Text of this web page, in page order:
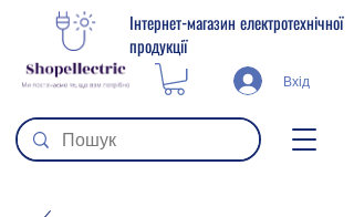
Інтернет-магазин електротехнічної
продукції
Вхід